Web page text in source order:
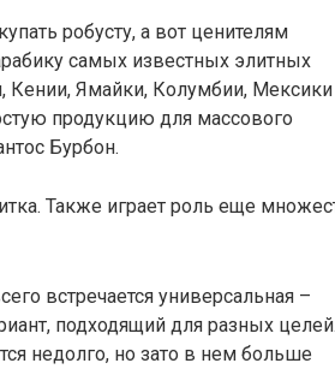
робусту, а вот ценителям
самых известных элитных
Кении, Ямайки, Колумбии, Мексики
продукцию для массового
Бурбон.
Также играет роль еще
встречается универсальная –
подходящий для разных целей.
недолго, но зато в нем больше